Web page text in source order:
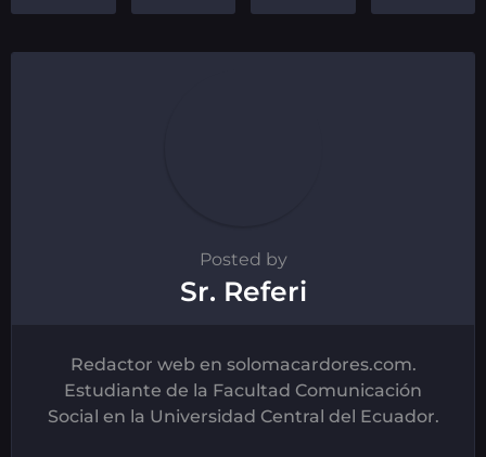
Posted by
Sr. Referi
Redactor web en solomacardores.com.
Estudiante de la Facultad Comunicación
Social en la Universidad Central del Ecuador.